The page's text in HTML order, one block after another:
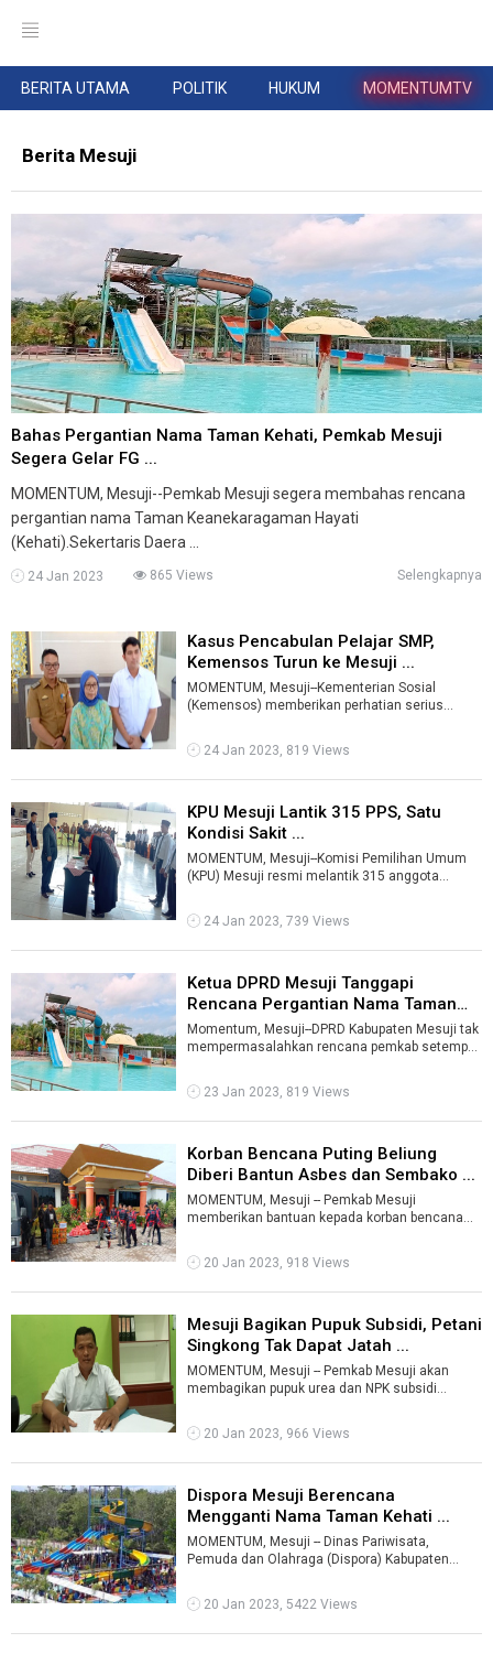
BERITA UTAMA POLITIK HUKUM MOMENTUMTV
Berita Mesuji
Bahas Pergantian Nama Taman Kehati, Pemkab Mesuji
Segera Gelar FG ...
MOMENTUM, Mesuji--Pemkab Mesuji segera membahas rencana
pergantian nama Taman Keanekaragaman Hayati
(Kehati).Sekertaris Daera ...
24 Jan 2023 865 Views Selengkapnya
Kasus Pencabulan Pelajar SMP,
Kemensos Turun ke Mesuji ...
MOMENTUM, Mesuji--Kementerian Sosial
(Kemensos) memberikan perhatian serius
yang d ...
24 Jan 2023, 819 Views
KPU Mesuji Lantik 315 PPS, Satu
Kondisi Sakit ...
MOMENTUM, Mesuji--Komisi Pemilihan Umum
(KPU) Mesuji resmi melantik 315 anggota
...
24 Jan 2023, 739 Views
Ketua DPRD Mesuji Tanggapi
Rencana Pergantian Nama Taman
Kehati ...
Momentum, Mesuji--DPRD Kabupaten Mesuji tak
mempermasalahkan rencana pemkab setempat
23 Jan 2023, 819 Views
Korban Bencana Puting Beliung
Diberi Bantun Asbes dan Sembako ...
MOMENTUM, Mesuji -- Pemkab Mesuji
memberikan bantuan kepada korban bencana
l ...
20 Jan 2023, 918 Views
Mesuji Bagikan Pupuk Subsidi, Petani
Singkong Tak Dapat Jatah ...
MOMENTUM, Mesuji -- Pemkab Mesuji akan
membagikan pupuk urea dan NPK subsidi
ke ...
20 Jan 2023, 966 Views
Dispora Mesuji Berencana
Mengganti Nama Taman Kehati ...
MOMENTUM, Mesuji -- Dinas Pariwisata,
Pemuda dan Olahraga (Dispora) Kabupaten
Keanekara ...
20 Jan 2023, 5422 Views